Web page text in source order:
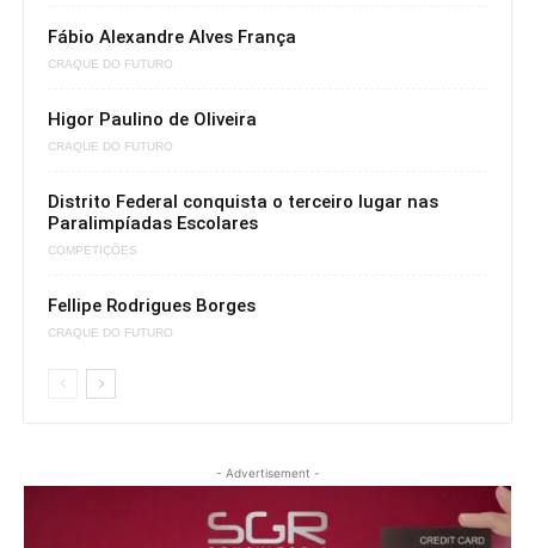
Fábio Alexandre Alves França
CRAQUE DO FUTURO
Higor Paulino de Oliveira
CRAQUE DO FUTURO
Distrito Federal conquista o terceiro lugar nas
Paralimpíadas Escolares
COMPETIÇÕES
Fellipe Rodrigues Borges
CRAQUE DO FUTURO
- Advertisement -